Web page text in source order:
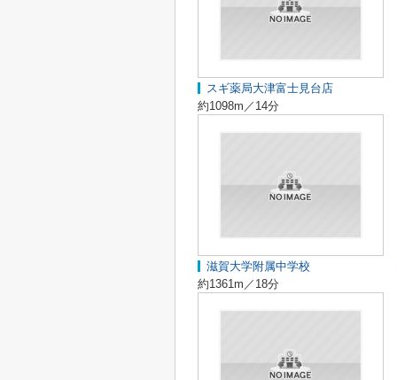
スギ薬局大津富士見台店
約1098m／14分
滋賀大学附属中学校
約1361m／18分